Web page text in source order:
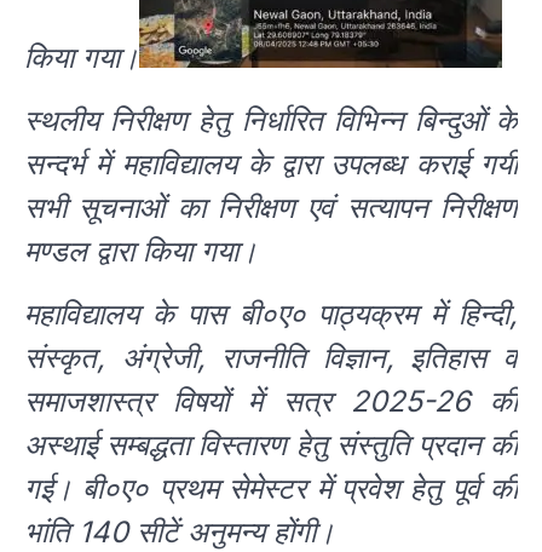
किया गया।
स्थलीय निरीक्षण हेतु निर्धारित विभिन्न बिन्दुओं के
सन्दर्भ में महाविद्यालय के द्वारा उपलब्ध कराई गयी
सभी सूचनाओं का निरीक्षण एवं सत्यापन निरीक्षण
मण्डल द्वारा किया गया।
महाविद्यालय के पास बी०ए० पाठ्यक्रम में हिन्दी,
संस्कृत, अंग्रेजी, राजनीति विज्ञान, इतिहास व
समाजशास्त्र विषयों में सत्र 2025-26 की
अस्थाई सम्बद्धता विस्तारण हेतु संस्तुति प्रदान की
गई। बी०ए० प्रथम सेमेस्टर में प्रवेश हेतु पूर्व की
भांति 140 सीटें अनुमन्य होंगी।